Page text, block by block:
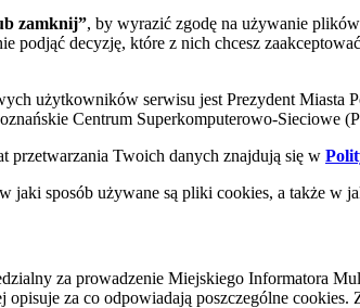
zamknij”, by wyrazić zgodę na używanie
podjąć decyzję, które z nich chcesz
użytkowników serwisu jest Prezydent Miasta
Centrum Superkomputerowo-Sieciowe
przetwarzania Twoich danych znajdują się w
jaki sposób używane są pliki cookies, a także w
za prowadzenie Miejskiego Informatora
opisuje za co odpowiadają poszczególne